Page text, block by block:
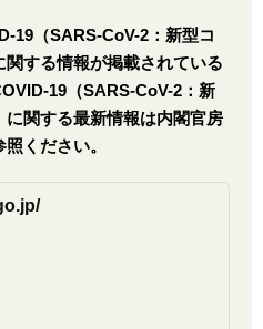
19（SARS-CoV-2：新型コ
関する情報が掲載されている
19（SARS-CoV-2：新
に関する最新情報は内閣官房
ください。